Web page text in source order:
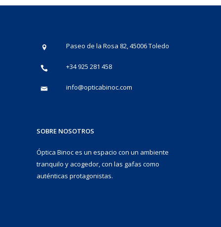
Paseo de la Rosa 82, 45006 Toledo
+34 925 281 458
info@opticabinoc.com
SOBRE NOSOTROS
Óptica Binoc es un espacio con un ambiente
tranquilo y acogedor, con las gafas como
auténticas protagonistas.